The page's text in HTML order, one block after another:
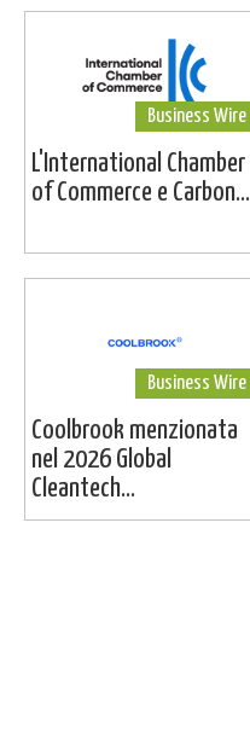
Business Wire
L'International Chamber
of Commerce e Carbon...
Business Wire
Coolbrook menzionata
nel 2026 Global
Cleantech...